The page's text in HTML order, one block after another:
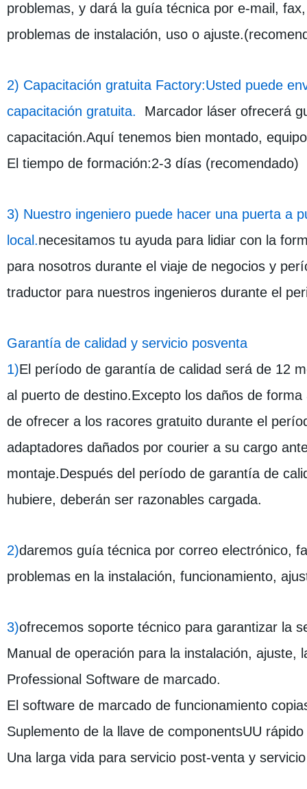
problemas, y dará la guía técnica por e-mail,
problemas de instalación, uso o
2) Capacitación gratuita Factory:Usted puede
capacitación gratuita.
Marcador láserofrecerá
capacitación.Aquí tenemos bien montado,
El tiempo de formación:2-3 días (recomendado)
3) Nuestro ingeniero puede hacer una puerta a
local.necesitamos tu ayuda para lidiar con la
para nosotros durante el viaje de negocios y
traductor para nuestros ingenieros durante el
Garantía de calidad y servicio posventa
1)El período de garantía de calidad será de 12
al puerto de destino.Excepto los daños de
de ofrecer a los racores gratuito durante el
adaptadores dañados por courier a su cargo
montaje.Después del período de garantía de
hubiere, deberán ser razonables cargada.
2)daremos guía técnica por correo electrónico,
problemas en la instalación, funcionamiento,
3)ofrecemos soporte técnico para garantizar la
Manual de operación para la instalación, ajuste,
Professional Software de marcado.
El software de marcado de funcionamiento
Suplemento de la llave de componentsUU
Una larga vida para servicio post-venta y